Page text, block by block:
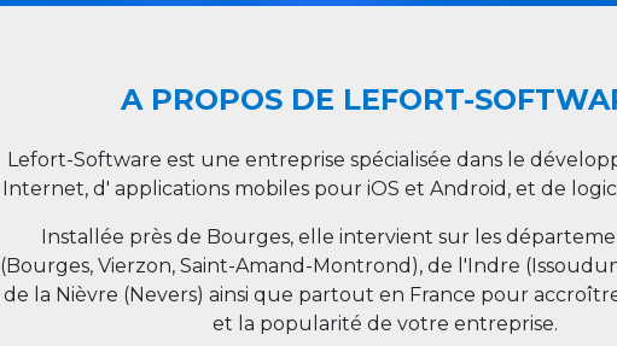
A PROPOS DE LEFORT-
Lefort-Software est une entreprise spécialisée dans le
Internet, d' applications mobiles pour iOS et Android, et de
Installée près de Bourges, elle intervient sur les
(Bourges, Vierzon, Saint-Amand-Montrond), de l'Indre
de la Nièvre (Nevers) ainsi que partout en France pour
et la popularité de votre entreprise.